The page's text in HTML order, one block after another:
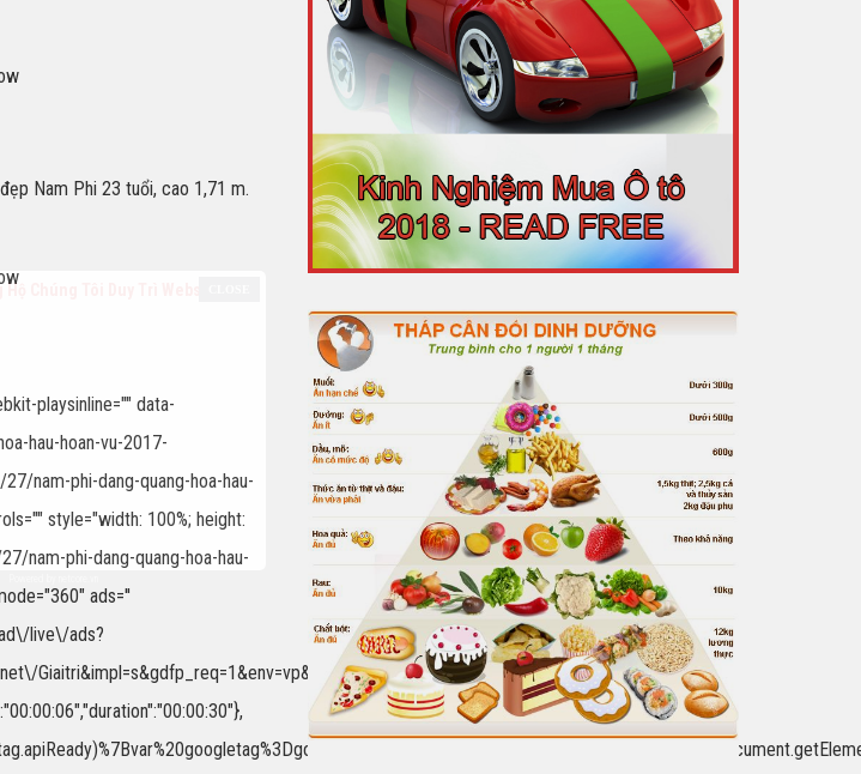
Nam Phi 23 tuổi, cao 1,71 m.
playsinline="" data-
hau-hoan-vu-2017-
nam-phi-dang-quang-hoa-hau-
style="width: 100%; height:
nam-phi-dang-quang-hoa-hau-
ads=''
live\/ads?
Giaitri&impl=s&gdfp_req=1&env=vp&output=vast&unviewed_position_start=1&url=
Chúng Tôi Duy Trì Website